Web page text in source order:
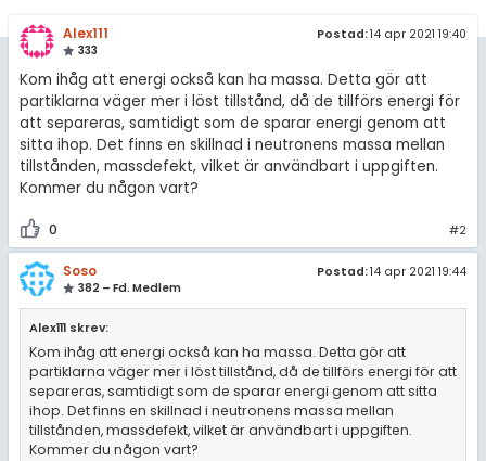
Alex111
333
Postad:14 apr 2021 19:40
Kom ihåg att energi också kan ha massa. Detta gör att
partiklarna väger mer i löst tillstånd, då de tillförs energi för
att separeras, samtidigt som de sparar energi genom att
sitta ihop. Det finns en skillnad i neutronens massa mellan
tillstånden, massdefekt, vilket är användbart i uppgiften.
Kommer du någon vart?
0 #2
Soso
382 – Fd. Medlem
Postad:14 apr 2021 19:44
Alex111 skrev:
Kom ihåg att energi också kan ha massa. Detta gör att
partiklarna väger mer i löst tillstånd, då de tillförs energi för att
separeras, samtidigt som de sparar energi genom att sitta
ihop. Det finns en skillnad i neutronens massa mellan
tillstånden, massdefekt, vilket är användbart i uppgiften.
Kommer du någon vart?
Topplistor
Regler
För lärare
Om Pluggakuten
Cookie-inställningar
ämnen
diskussioner